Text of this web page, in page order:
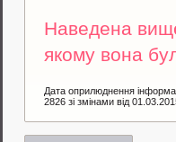
Наведена
якому вона
Дата оприлюднення
2826 зі змінами від